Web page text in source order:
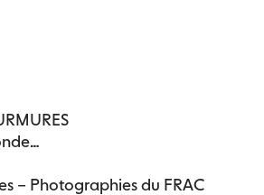
– Photographies du FRAC